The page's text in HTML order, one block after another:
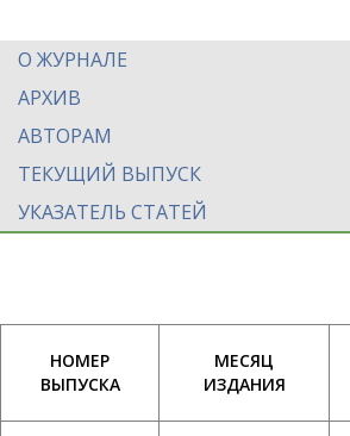
О ЖУРНАЛЕ
АРХИВ
АВТОРАМ
ТЕКУЩИЙ ВЫПУСК
УКАЗАТЕЛЬ СТАТЕЙ
НОМЕР
ВЫПУСКА
МЕСЯЦ
ИЗДАНИЯ